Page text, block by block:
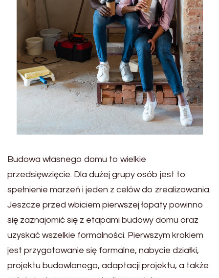
Budowa własnego domu to wielkie
przedsięwzięcie. Dla dużej grupy osób jest to
spełnienie marzeń i jeden z celów do zrealizowania.
Jeszcze przed wbiciem pierwszej łopaty powinno
się zaznajomić się z etapami budowy domu oraz
uzyskać wszelkie formalności. Pierwszym krokiem
jest przygotowanie się formalne, nabycie działki,
projektu budowlanego, adaptacji projektu, a także